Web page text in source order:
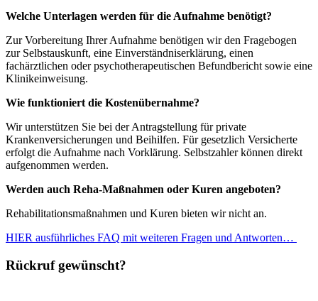
Welche Unterlagen werden für die Aufnahme benötigt?
Zur Vorbereitung Ihrer Aufnahme benötigen wir den Fragebogen
zur Selbstauskunft, eine Einverständniserklärung, einen
fachärztlichen oder psychotherapeutischen Befundbericht sowie eine
Klinikeinweisung.
Wie funktioniert die Kostenübernahme?
Wir unterstützen Sie bei der Antragstellung für private
Krankenversicherungen und Beihilfen. Für gesetzlich Versicherte
erfolgt die Aufnahme nach Vorklärung. Selbstzahler können direkt
aufgenommen werden.
Werden auch Reha-Maßnahmen oder Kuren angeboten?
Rehabilitationsmaßnahmen und Kuren bieten wir nicht an.
HIER ausführliches FAQ mit weiteren Fragen und Antworten…
Rückruf gewünscht?